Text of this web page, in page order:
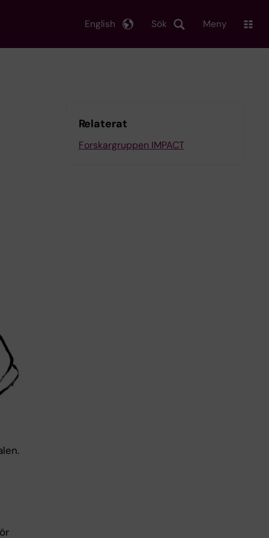
Sök
English Meny
Relaterat
Forskargruppen IMPACT